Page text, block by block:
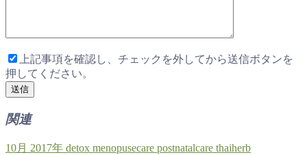
上記事項を確認し、チェックを外してから送信ボタンを
押してください。
関連
10月 2017年 detox menopusecare postnatalcare thaiherb